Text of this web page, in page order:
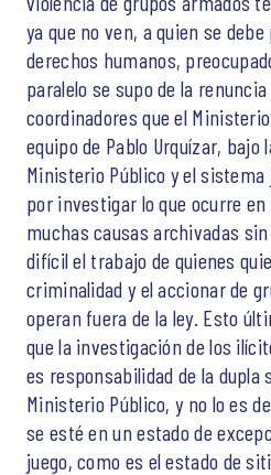
ya que no ven, a quien se
derechos humanos,
paralelo se supo de la
coordinadores que el
equipo de Pablo Urquízar, bajo
Ministerio Público y el sistema
por investigar lo que ocurre
muchas causas archivadas
difícil el trabajo de quienes
criminalidad y el accionar de
operan fuera de la ley. Esto
que la investigación de los
es responsabilidad de la dupla
Ministerio Público, y no lo es
se esté en un estado de
juego, como es el estado de